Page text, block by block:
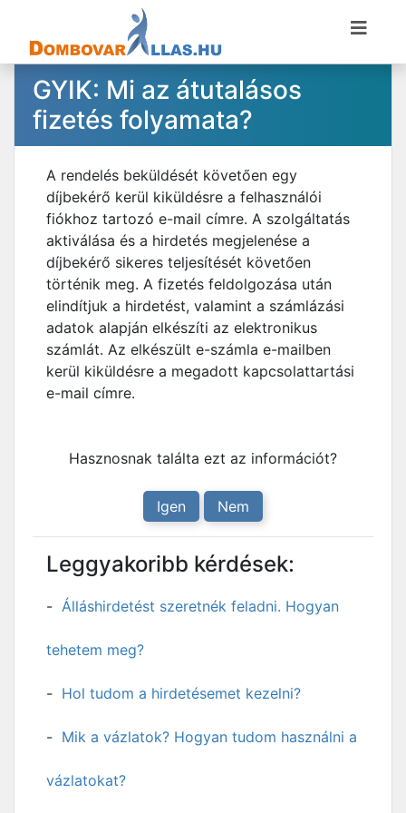
GYIK: Mi az átutalásos
fizetés folyamata?
A rendelés beküldését követően egy
díjbekérő kerül kiküldésre a felhasználói
fiókhoz tartozó e-mail címre. A szolgáltatás
aktiválása és a hirdetés megjelenése a
díjbekérő sikeres teljesítését követően
történik meg. A fizetés feldolgozása után
elindítjuk a hirdetést, valamint a számlázási
adatok alapján elkészíti az elektronikus
számlát. Az elkészült e-számla e-mailben
kerül kiküldésre a megadott kapcsolattartási
e-mail címre.
Hasznosnak találta ezt az információt?
Igen Nem
Leggyakoribb kérdések:
Álláshirdetést szeretnék feladni. Hogyan
tehetem meg?
Hol tudom a hirdetésemet kezelni?
Mik a vázlatok? Hogyan tudom használni a
vázlatokat?